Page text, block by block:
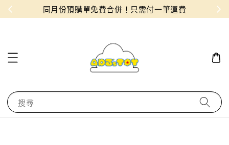
！ 同月份預購單免費合併！只需付一筆運費
搜尋